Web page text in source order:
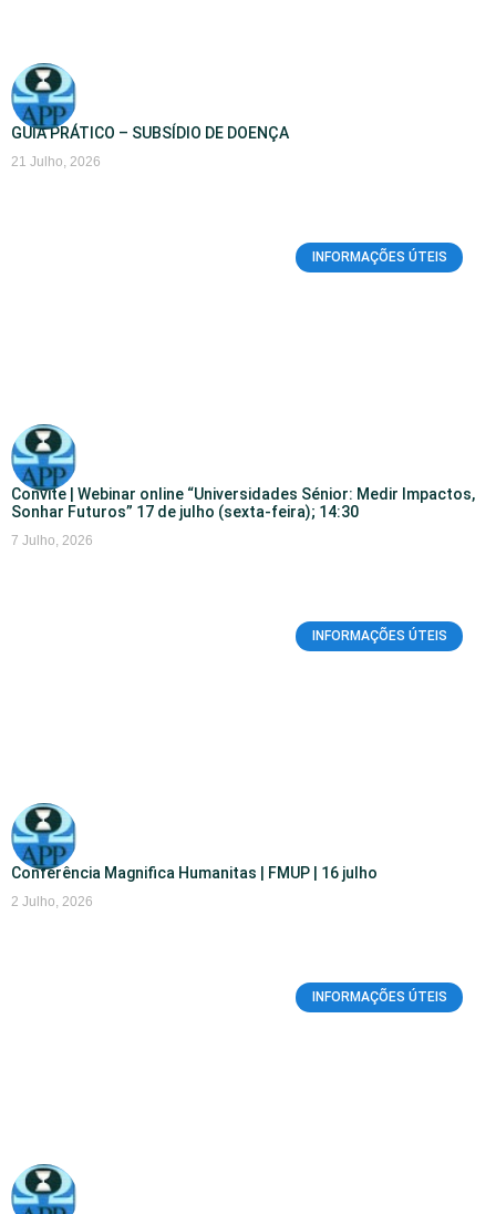
GUIA PRÁTICO – SUBSÍDIO DE DOENÇA
21 Julho, 2026
INFORMAÇÕES ÚTEIS
Convite | Webinar online “Universidades Sénior: Medir Impactos,
Sonhar Futuros” 17 de julho (sexta-feira); 14:30
7 Julho, 2026
INFORMAÇÕES ÚTEIS
Conferência Magnifica Humanitas | FMUP | 16 julho
2 Julho, 2026
INFORMAÇÕES ÚTEIS